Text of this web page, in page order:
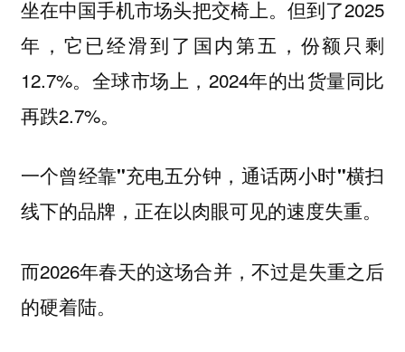
坐在中国手机市场头把交椅上。但到了2025
年，它已经滑到了国内第五，份额只剩
12.7%。全球市场上，2024年的出货量同比
再跌2.7%。
一个曾经靠"充电五分钟，通话两小时"横扫
线下的品牌，正在以肉眼可见的速度失重。
而2026年春天的这场合并，不过是失重之后
的硬着陆。